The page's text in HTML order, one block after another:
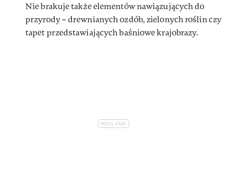
Nie brakuje także elementów nawiązujących do
przyrody – drewnianych ozdób, zielonych roślin czy
tapet przedstawiających baśniowe krajobrazy.